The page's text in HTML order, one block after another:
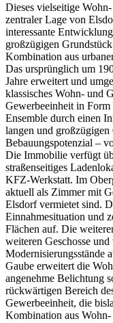
Dieses vielseitige
zentraler Lage von
interessante
großzügigen
Kombination aus
Das ursprünglich um
Jahre erweitert und
klassisches Wohn- und
Gewerbeeinheit in
Ensemble durch einen
langen und
Bebauungspotenzial –
Die Immobilie verfügt
straßenseitiges
KFZ-Werkstatt. Im
aktuell als Zimmer mit
Elsdorf vermietet sind.
Einnahmesituation und
Flächen auf. Die
weiteren Geschosse
Modernisierungsstände
Gaube erweitert die
angenehme Belichtung
rückwärtigen Bereich
Gewerbeeinheit, die
Kombination aus